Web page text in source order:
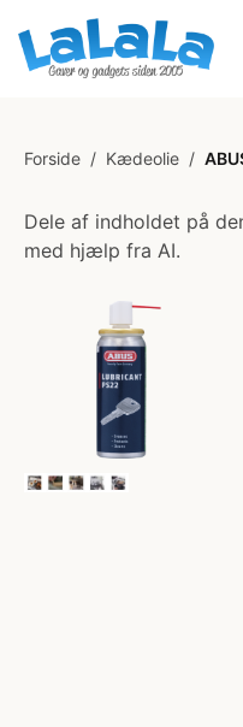
Forside / Kædeolie /
Dele af indholdet på
med hjælp fra AI.